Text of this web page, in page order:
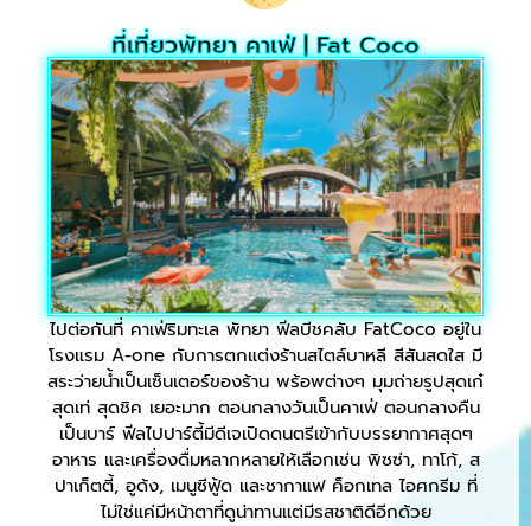
ที่เที่ยวพัทยา คาเฟ่ | Fat Coco
ไปต่อกันที่ คาเฟ่ริมทะเล พัทยา ฟีลบีชคลับ FatCoco อยู่ใน
โรงแรม A-one กับการตกแต่งร้านสไตล์บาหลี สีสันสดใส มี
สระว่ายน้ำเป็นเซ็นเตอร์ของร้าน พร้อพต่างๆ มุมถ่ายรูปสุดเก๋
สุดเท่ สุดชิค เยอะมาก ตอนกลางวันเป็นคาเฟ่ ตอนกลางคืน
เป็นบาร์ ฟีลไปปาร์ตี้มีดีเจเปิดดนตรีเข้ากับบรรยากาศสุดๆ
อาหาร และเครื่องดื่มหลากหลายให้เลือกเช่น พิซซ่า, ทาโก้, ส
ปาเก็ตตี้, อูด้ง, เมนูซีฟู้ด และชากาแฟ ค็อกเทล ไอศกรีม ที่
ไม่ใช่แค่มีหน้าตาที่ดูน่าทานแต่มีรสชาติดีอีกด้วย